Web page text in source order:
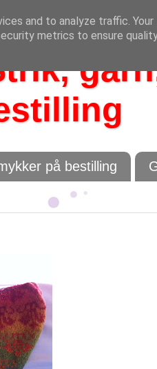
på bestilling
and to analyze traffic.
metrics to ensure